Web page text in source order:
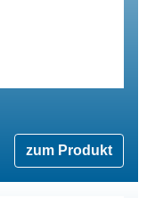
zum Produkt